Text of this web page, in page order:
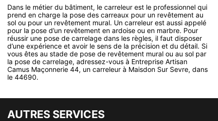
Dans le métier du bâtiment, le carreleur est le professionnel qui
prend en charge la pose des carreaux pour un revêtement au
sol ou pour un revêtement mural. Un carreleur est aussi appelé
pour la pose d’un revêtement en ardoise ou en marbre. Pour
réussir une pose de carrelage dans les règles, il faut disposer
d’une expérience et avoir le sens de la précision et du détail. Si
vous êtes au stade de pose de revêtement mural ou au sol par
la pose de carrelage, adressez-vous à Entreprise Artisan
Camus Maçonnerie 44, un carreleur à Maisdon Sur Sevre, dans
le 44690.
AUTRES SERVICES